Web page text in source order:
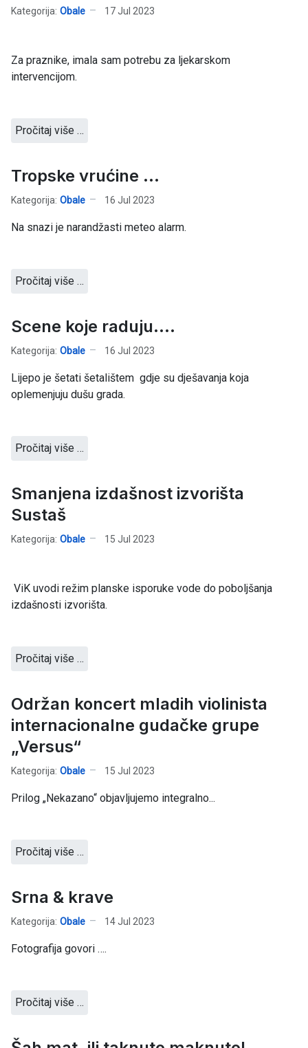
Kategorija: Obale 17 Jul 2023
Za praznike, imala sam potrebu za ljekarskom
intervencijom.
Pročitaj više …
Tropske vrućine ...
Kategorija: Obale 16 Jul 2023
Na snazi je narandžasti meteo alarm.
Pročitaj više …
Scene koje raduju....
Kategorija: Obale 16 Jul 2023
Lijepo je šetati šetalištem gdje su dješavanja koja
oplemenjuju dušu grada.
Pročitaj više …
Smanjena izdašnost izvorišta
Sustaš
Kategorija: Obale 15 Jul 2023
ViK uvodi režim planske isporuke vode do poboljšanja
izdašnosti izvorišta.
Pročitaj više …
Održan koncert mladih violinista
internacionalne gudačke grupe
„Versus“
Kategorija: Obale 15 Jul 2023
Prilog „Nekazano“ objavljujemo integralno...
Pročitaj više …
Srna & krave
Kategorija: Obale 14 Jul 2023
Fotografija govori ….
Pročitaj više …